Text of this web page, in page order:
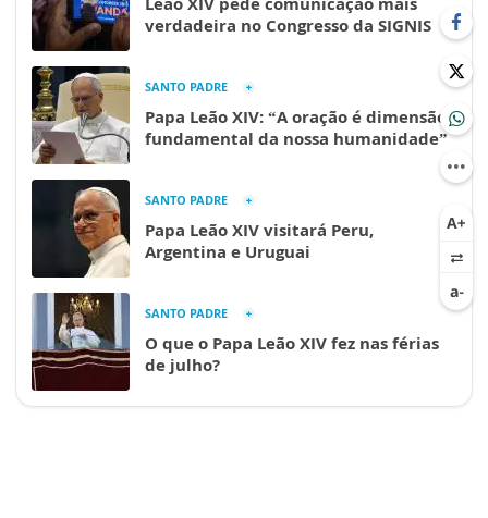
verdadeira no Congresso da SIGNIS
SANTO PADRE
Papa Leão XIV: “A oração é dimensão
fundamental da nossa humanidade”
SANTO PADRE
Papa Leão XIV visitará Peru,
Argentina e Uruguai
SANTO PADRE
O que o Papa Leão XIV fez nas férias
de julho?